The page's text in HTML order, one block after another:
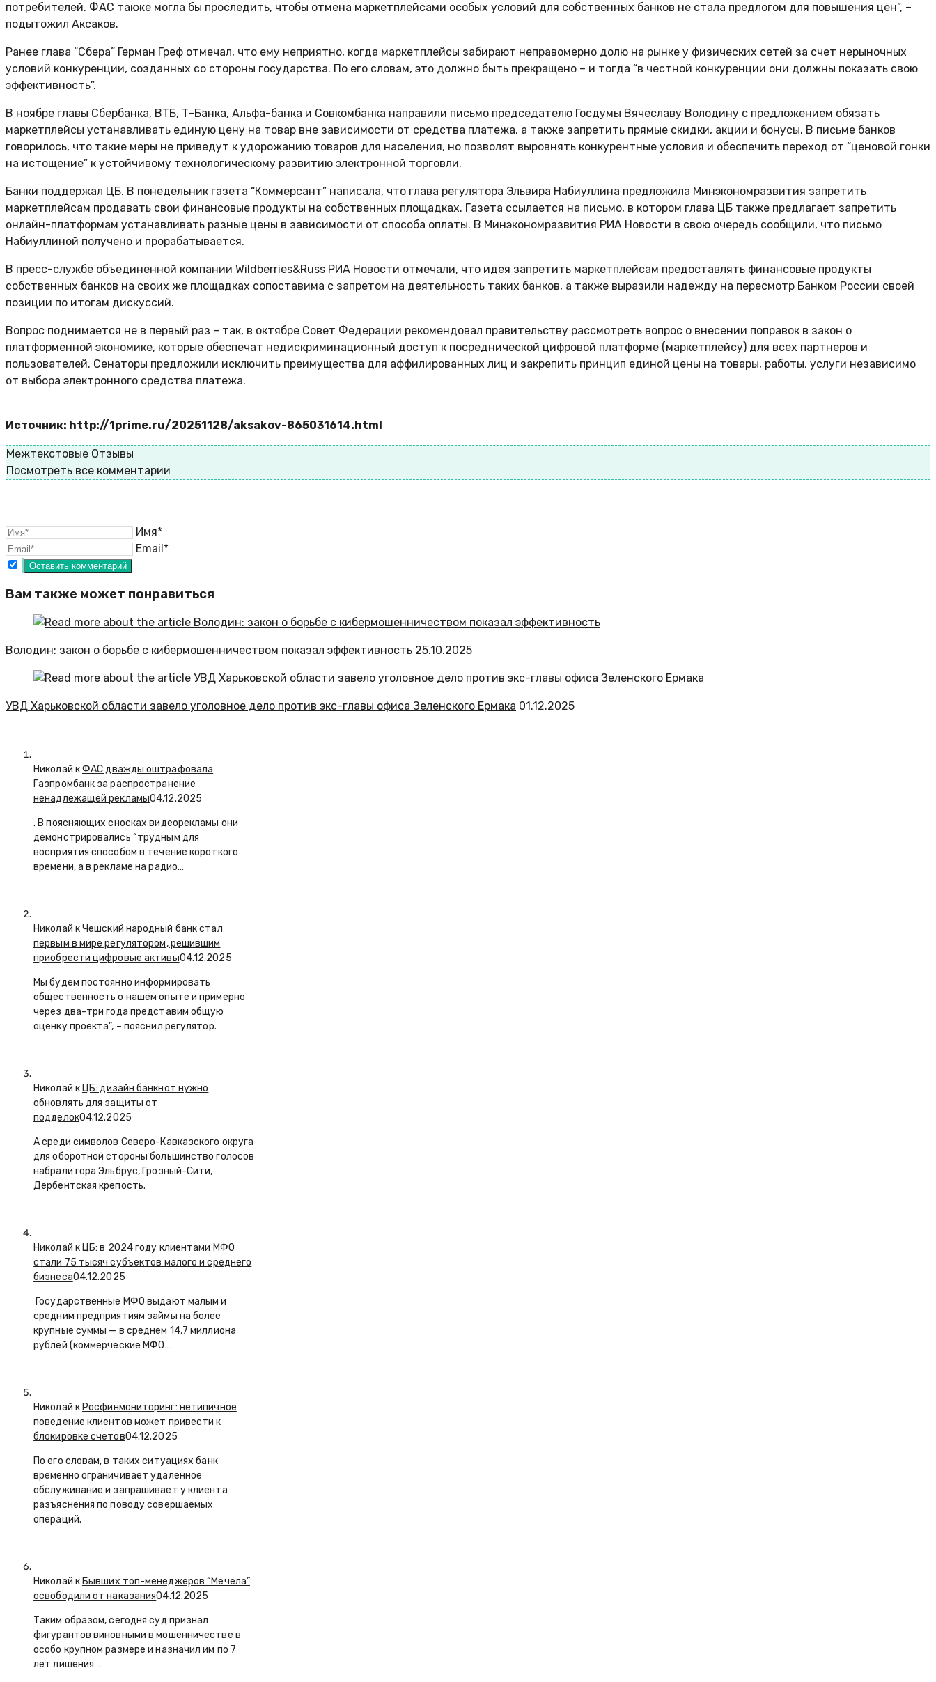
потребителей. ФАС также могла бы проследить, чтобы отмена маркетплейсами особых условий для собственных банков не стала предлогом для повышения цен”, –
подытожил Аксаков.
Ранее глава “Сбера” Герман Греф отмечал, что ему неприятно, когда маркетплейсы забирают неправомерно долю на рынке у физических сетей за счет нерыночных
условий конкуренции, созданных со стороны государства. По его словам, это должно быть прекращено – и тогда “в честной конкуренции они должны показать свою
эффективность”.
В ноябре главы Сбербанка, ВТБ, Т-Банка, Альфа-банка и Совкомбанка направили письмо председателю Госдумы Вячеславу Володину с предложением обязать
маркетплейсы устанавливать единую цену на товар вне зависимости от средства платежа, а также запретить прямые скидки, акции и бонусы. В письме банков
говорилось, что такие меры не приведут к удорожанию товаров для населения, но позволят выровнять конкурентные условия и обеспечить переход от “ценовой гонки
на истощение” к устойчивому технологическому развитию электронной торговли.
Банки поддержал ЦБ. В понедельник газета “Коммерсант” написала, что глава регулятора Эльвира Набиуллина предложила Минэкономразвития запретить
маркетплейсам продавать свои финансовые продукты на собственных площадках. Газета ссылается на письмо, в котором глава ЦБ также предлагает запретить
онлайн-платформам устанавливать разные цены в зависимости от способа оплаты. В Минэкономразвития РИА Новости в свою очередь сообщили, что письмо
Набиуллиной получено и прорабатывается.
В пресс-службе объединенной компании Wildberries&Russ РИА Новости отмечали, что идея запретить маркетплейсам предоставлять финансовые продукты
собственных банков на своих же площадках сопоставима с запретом на деятельность таких банков, а также выразили надежду на пересмотр Банком России своей
позиции по итогам дискуссий.
Вопрос поднимается не в первый раз – так, в октябре Совет Федерации рекомендовал правительству рассмотреть вопрос о внесении поправок в закон о
платформенной экономике, которые обеспечат недискриминационный доступ к посреднической цифровой платформе (маркетплейсу) для всех партнеров и
пользователей. Сенаторы предложили исключить преимущества для аффилированных лиц и закрепить принцип единой цены на товары, работы, услуги независимо
от выбора электронного средства платежа.
Источник: http://1prime.ru/20251128/aksakov-865031614.html
Межтекстовые Отзывы
Посмотреть все комментарии
Имя*
Email*
Вам также может понравиться
Володин: закон о борьбе с кибермошенничеством показал эффективность 25.10.2025
УВД Харьковской области завело уголовное дело против экс-главы офиса Зеленского Ермака 01.12.2025
Николай кФАС дважды оштрафовала
Газпромбанк за распространение
ненадлежащей рекламы04.12.2025
. В поясняющих сносках видеорекламы они
демонстрировались “трудным для
восприятия способом в течение короткого
времени, а в рекламе на радио…
Николай кЧешский народный банк стал
первым в мире регулятором, решившим
приобрести цифровые активы04.12.2025
Мы будем постоянно информировать
общественность о нашем опыте и примерно
через два-три года представим общую
оценку проекта”, – пояснил регулятор.
Николай к ЦБ: дизайн банкнот нужно
обновлять для защиты от
подделок04.12.2025
А среди символов Северо-Кавказского округа
для оборотной стороны большинство голосов
набрали гора Эльбрус, Грозный-Сити,
Дербентская крепость.
Николай к ЦБ: в 2024 году клиентами МФО
стали 75 тысяч субъектов малого и среднего
бизнеса04.12.2025
Государственные МФО выдают малым и
средним предприятиям займы на более
крупные суммы — в среднем 14,7 миллиона
рублей (коммерческие МФО…
Николай к Росфинмониторинг: нетипичное
поведение клиентов может привести к
блокировке счетов04.12.2025
По его словам, в таких ситуациях банк
временно ограничивает удаленное
обслуживание и запрашивает у клиента
разъяснения по поводу совершаемых
операций.
Николай к Бывших топ-менеджеров “Мечела”
освободили от наказания04.12.2025
Таким образом, сегодня суд признал
фигурантов виновными в мошенничестве в
особо крупном размере и назначил им по 7
лет лишения…